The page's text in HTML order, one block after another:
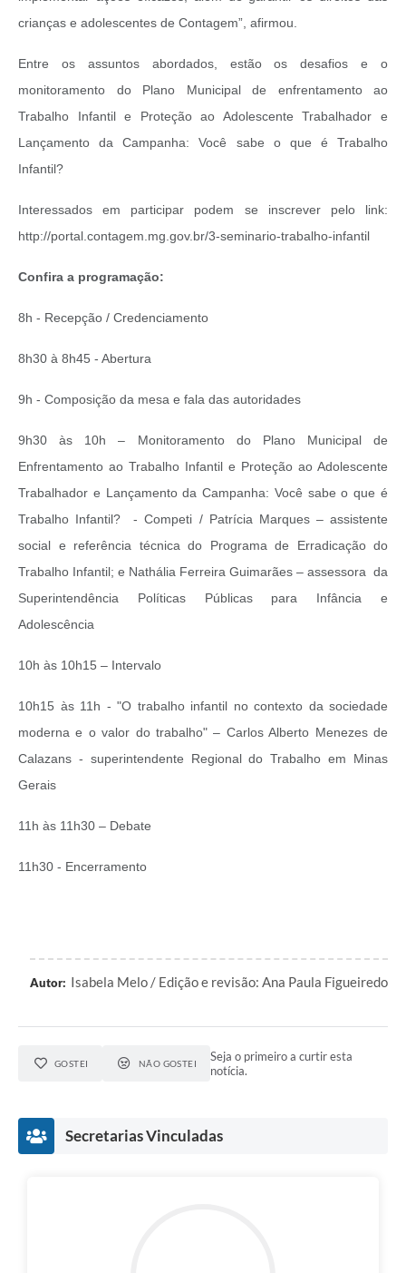
crianças e adolescentes de Contagem”, afirmou.
Entre os assuntos abordados, estão os desafios e o
monitoramento do Plano Municipal de enfrentamento ao
Trabalho Infantil e Proteção ao Adolescente Trabalhador e
Lançamento da Campanha: Você sabe o que é Trabalho
Infantil?
Interessados em participar podem se inscrever pelo link:
http://portal.contagem.mg.gov.br/3-seminario-trabalho-infantil
Confira a programação:
8h - Recepção / Credenciamento
8h30 à 8h45 - Abertura
9h - Composição da mesa e fala das autoridades
9h30 às 10h – Monitoramento do Plano Municipal de
Enfrentamento ao Trabalho Infantil e Proteção ao Adolescente
Trabalhador e Lançamento da Campanha: Você sabe o que é
Trabalho Infantil? - Competi / Patrícia Marques – assistente
social e referência técnica do Programa de Erradicação do
Trabalho Infantil; e Nathália Ferreira Guimarães – assessora da
Superintendência Políticas Públicas para Infância e
Adolescência
10h às 10h15 – Intervalo
10h15 às 11h - "O trabalho infantil no contexto da sociedade
moderna e o valor do trabalho" – Carlos Alberto Menezes de
Calazans - superintendente Regional do Trabalho em Minas
Gerais
11h às 11h30 – Debate
11h30 - Encerramento
Autor: Isabela Melo / Edição e revisão: Ana Paula Figueiredo
GOSTEI NÃO GOSTEI
Seja o primeiro a curtir esta
notícia.
Secretarias Vinculadas